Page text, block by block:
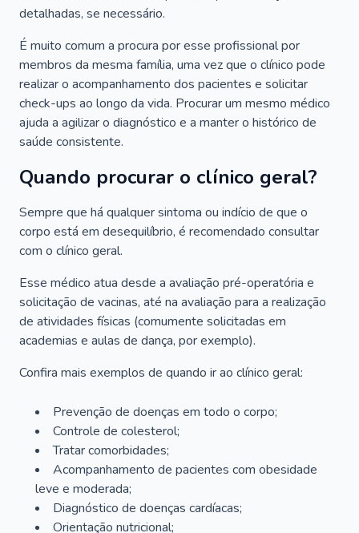
detalhadas, se necessário.
É muito comum a procura por esse profissional por
membros da mesma família, uma vez que o clínico pode
realizar o acompanhamento dos pacientes e solicitar
check-ups ao longo da vida. Procurar um mesmo médico
ajuda a agilizar o diagnóstico e a manter o histórico de
saúde consistente.
Quando procurar o clínico geral?
Sempre que há qualquer sintoma ou indício de que o
corpo está em desequilíbrio, é recomendado consultar
com o clínico geral.
Esse médico atua desde a avaliação pré-operatória e
solicitação de vacinas, até na avaliação para a realização
de atividades físicas (comumente solicitadas em
academias e aulas de dança, por exemplo).
Confira mais exemplos de quando ir ao clínico geral:
Prevenção de doenças em todo o corpo;
Controle de colesterol;
Tratar comorbidades;
Acompanhamento de pacientes com obesidade
leve e moderada;
Diagnóstico de doenças cardíacas;
Orientação nutricional;